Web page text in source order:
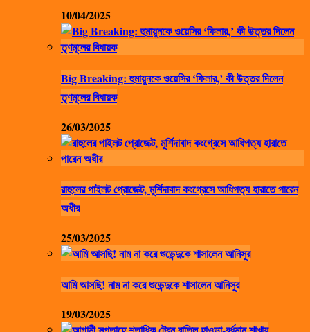
10/04/2025
Big Breaking: হুমায়ুনকে ওয়েসির ‘ফিলার,’ কী উত্তর দিলেন
তৃণমূলের বিধায়ক
26/03/2025
রাহুলের পাইলট প্রোজেক্ট, মুর্শিদাবাদ কংগ্রেসে আধিপত্য হারাতে পারেন
অধীর
25/03/2025
আমি আসছি! নাম না করে শুভেন্দুকে শাসালেন আনিসুর
19/03/2025